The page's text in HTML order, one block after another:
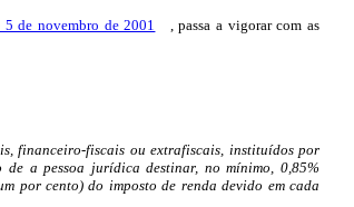
5 de novembro de 2001
, passa a vigorar com as
financeiro-fiscais ou extrafiscais, instituídos por
a pessoa jurídica destinar, no mínimo, 0,85%
por cento) do imposto de renda devido em cada